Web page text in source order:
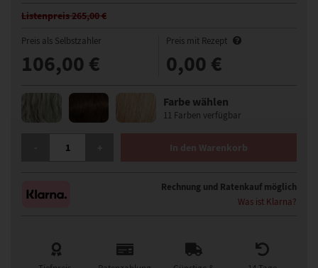
Listenpreis 265,00 €
Preis als Selbstzahler
106,00 €
Preis mit Rezept
0,00 €
Farbe wählen
11 Farben verfügbar
In den Warenkorb
Rechnung und Ratenkauf möglich
Was ist Klarna?